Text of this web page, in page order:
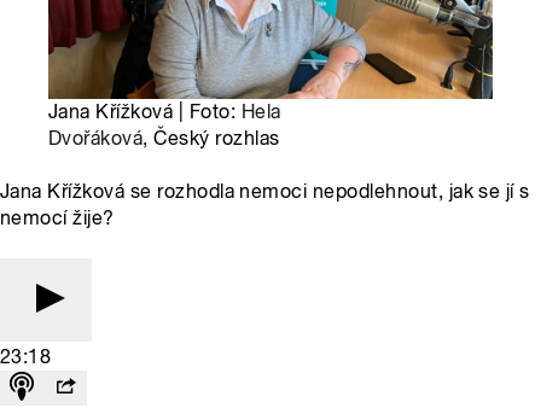
Jana Křížková | Foto: Hela
Dvořáková, Český rozhlas
Jana Křížková se rozhodla nemoci nepodlehnout, jak se jí s
nemocí žije?
23:18